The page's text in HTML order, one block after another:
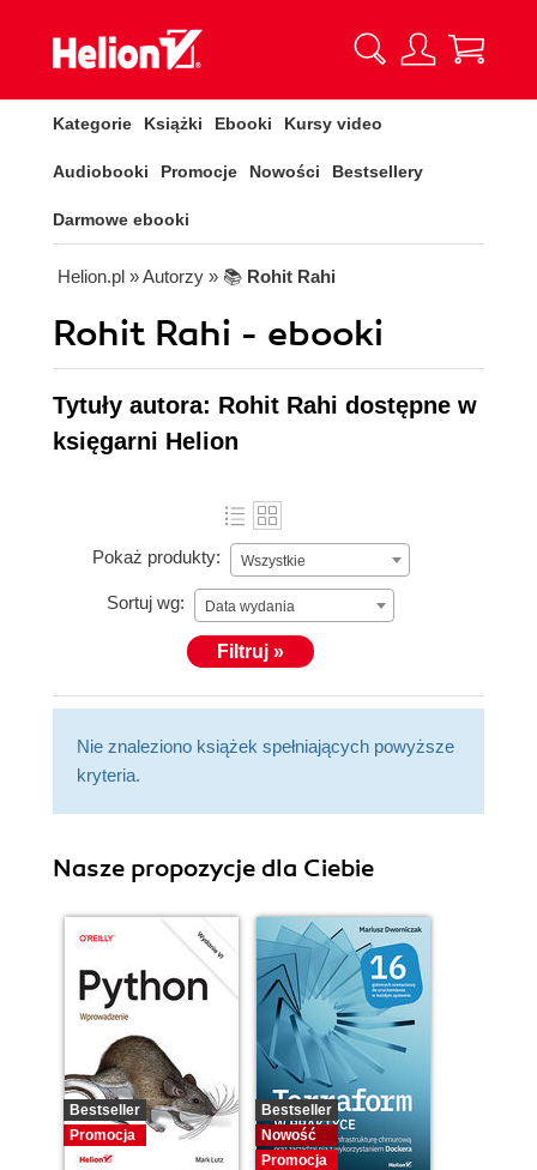
Kategorie Książki Ebooki Kursy video
Audiobooki Promocje Nowości Bestsellery
Darmowe ebooki
Helion.pl » Autorzy » 📚 Rohit Rahi
Rohit Rahi - ebooki
Tytuły autora: Rohit Rahi dostępne w
księgarni Helion
Pokaż produkty: Wszystkie
Sortuj wg: Data wydania
Filtruj »
Nie znaleziono książek spełniających powyższe
kryteria.
Nasze propozycje dla Ciebie
Bestseller
Promocja
Bestseller
Nowość
Promocja